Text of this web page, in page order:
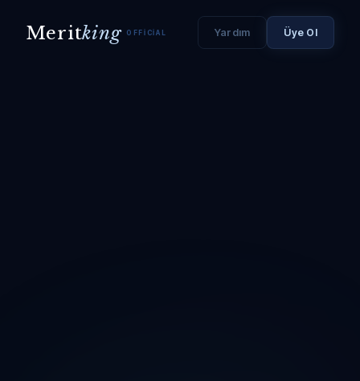
Meritking OFFICIAL Yardım Üye Ol